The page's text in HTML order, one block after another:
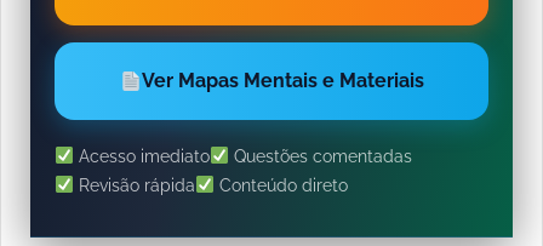
Ver Mapas Mentais e Materiais
Acesso imediato
Questões comentadas
Revisão rápida
Conteúdo direto